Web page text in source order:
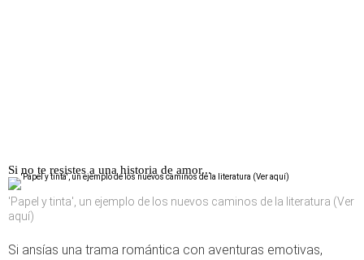
Si no te resistes a una historia de amor...
'Papel y tinta', un ejemplo de los nuevos caminos de la literatura (Ver
aquí)
Si ansías una trama romántica con aventuras emotivas,